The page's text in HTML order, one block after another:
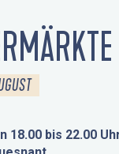
18.00 bis 22.00